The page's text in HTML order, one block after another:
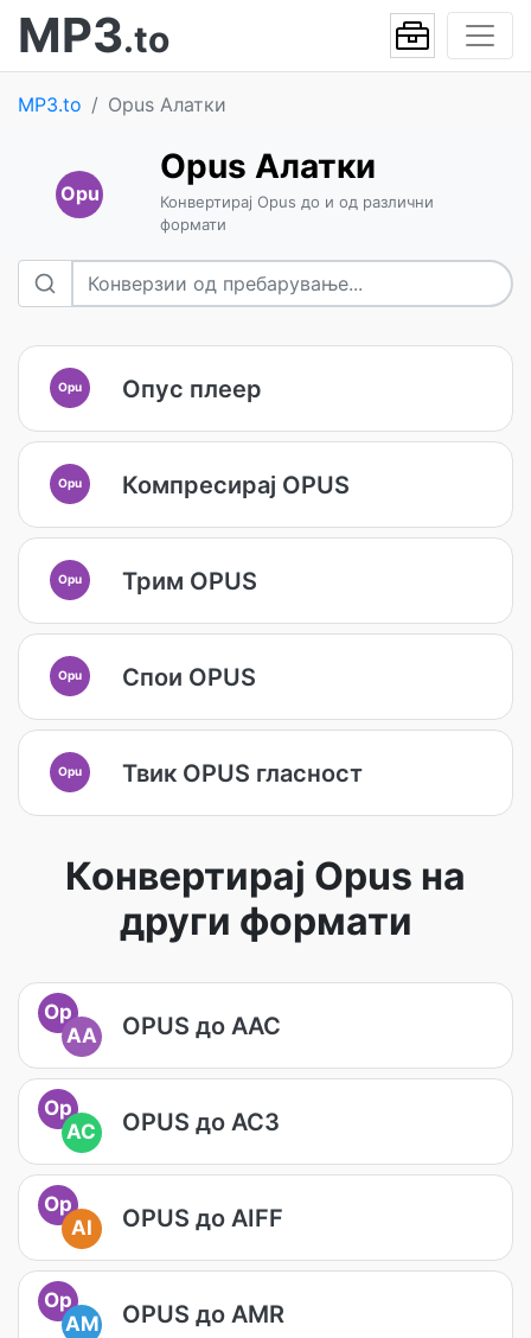
MP3.to
MP3.to Opus Алатки
Opu
Opus Алатки
Конвертирај Opus до и од различни
формати
Opu Опус плеер
Opu Компресирај OPUS
Opu Трим OPUS
Opu Спои OPUS
Opu Твик OPUS гласност
Конвертирај Opus на
други формати
Op
AA
OPUS до AAC
Op
AC
OPUS до AC3
Op
AI
OPUS до AIFF
Op
AM
OPUS до AMR